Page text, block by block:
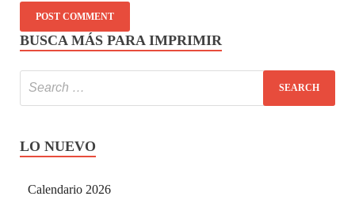
BUSCA MÁS PARA IMPRIMIR
LO NUEVO
Calendario 2026